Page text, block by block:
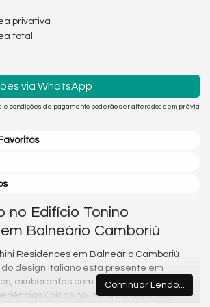
privativa
total
via WhatsApp
e condições de pagamento poderão ser alterados sem prévia
no Edifício Tonino
Balneário Camboriú
Residences em Balneário Camboriú
design italiano está presente em
exuberantes com vistas paradisíacas
únicas no litoral catarinense.
Continuar Lendo...